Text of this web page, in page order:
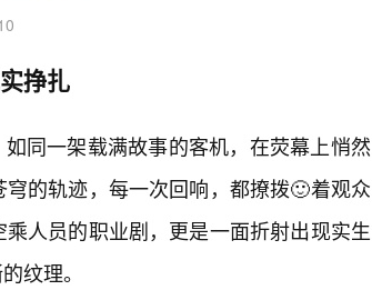
挣扎
同一架载满故事的客机，在荧幕上悄然
的轨迹，每一次回响，都撩拨🙂着观众
人员的职业剧，更是一面折射出现实生
纹理。